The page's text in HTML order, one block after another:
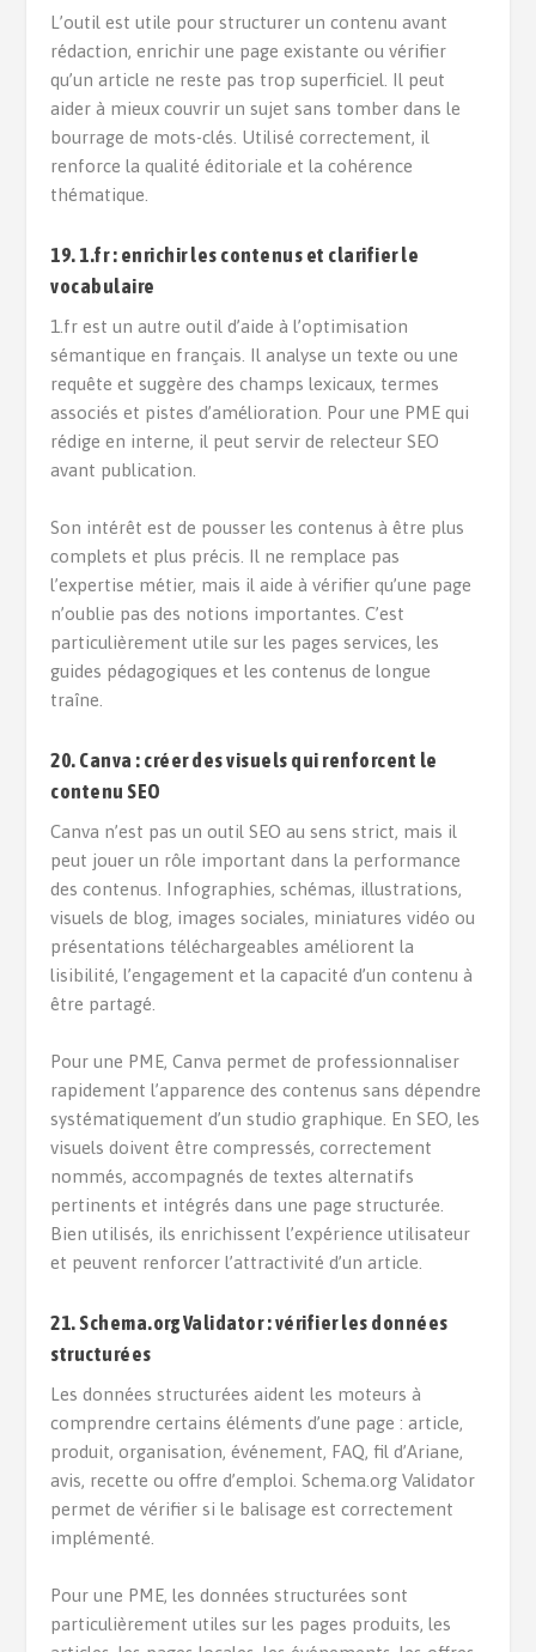
L’outil est utile pour structurer un contenu avant
rédaction, enrichir une page existante ou vérifier
qu’un article ne reste pas trop superficiel. Il peut
aider à mieux couvrir un sujet sans tomber dans le
bourrage de mots-clés. Utilisé correctement, il
renforce la qualité éditoriale et la cohérence
thématique.
19. 1.fr : enrichir les contenus et clarifier le
vocabulaire
1.fr est un autre outil d’aide à l’optimisation
sémantique en français. Il analyse un texte ou une
requête et suggère des champs lexicaux, termes
associés et pistes d’amélioration. Pour une PME qui
rédige en interne, il peut servir de relecteur SEO
avant publication.
Son intérêt est de pousser les contenus à être plus
complets et plus précis. Il ne remplace pas
l’expertise métier, mais il aide à vérifier qu’une page
n’oublie pas des notions importantes. C’est
particulièrement utile sur les pages services, les
guides pédagogiques et les contenus de longue
traîne.
20. Canva : créer des visuels qui renforcent le
contenu SEO
Canva n’est pas un outil SEO au sens strict, mais il
peut jouer un rôle important dans la performance
des contenus. Infographies, schémas, illustrations,
visuels de blog, images sociales, miniatures vidéo ou
présentations téléchargeables améliorent la
lisibilité, l’engagement et la capacité d’un contenu à
être partagé.
Pour une PME, Canva permet de professionnaliser
rapidement l’apparence des contenus sans dépendre
systématiquement d’un studio graphique. En SEO, les
visuels doivent être compressés, correctement
nommés, accompagnés de textes alternatifs
pertinents et intégrés dans une page structurée.
Bien utilisés, ils enrichissent l’expérience utilisateur
et peuvent renforcer l’attractivité d’un article.
21. Schema.org Validator : vérifier les données
structurées
Les données structurées aident les moteurs à
comprendre certains éléments d’une page : article,
produit, organisation, événement, FAQ, fil d’Ariane,
avis, recette ou offre d’emploi. Schema.org Validator
permet de vérifier si le balisage est correctement
implémenté.
Pour une PME, les données structurées sont
particulièrement utiles sur les pages produits, les